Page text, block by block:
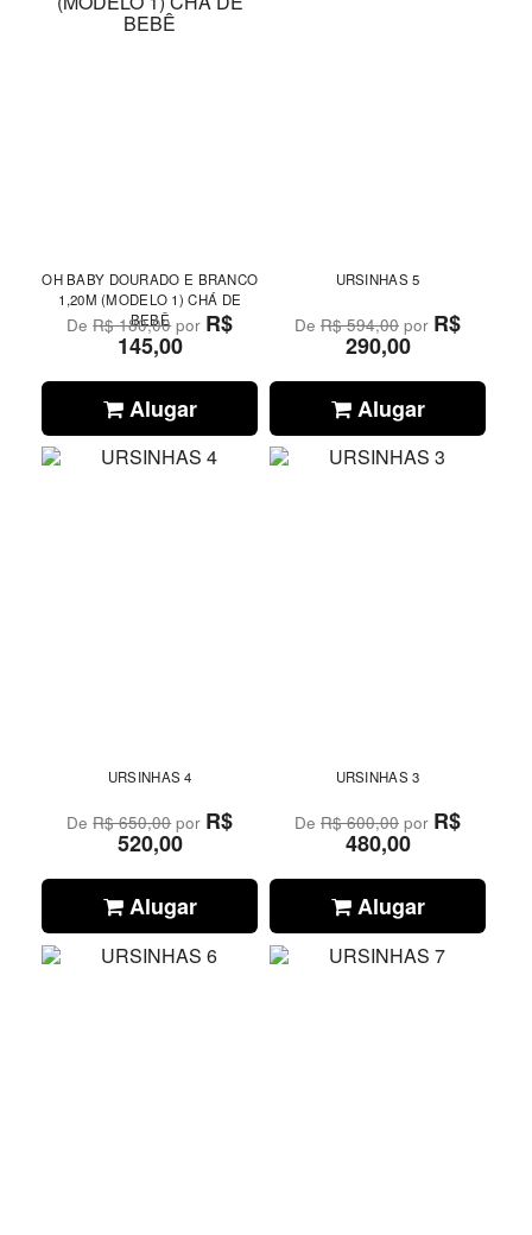
OH BABY DOURADO E BRANCO
1,20M (MODELO 1) CHÁ DE
BEBÊ
DeR$ 180,00por R$
145,00
Alugar
URSINHAS 5
DeR$ 594,00 por R$
290,00
Alugar
URSINHAS 4
DeR$ 650,00por R$
520,00
Alugar
URSINHAS 3
DeR$ 600,00 por R$
480,00
Alugar